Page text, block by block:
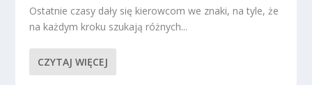
Ostatnie czasy dały się kierowcom we znaki, na tyle, że
na każdym kroku szukają różnych...
CZYTAJ WIĘCEJ